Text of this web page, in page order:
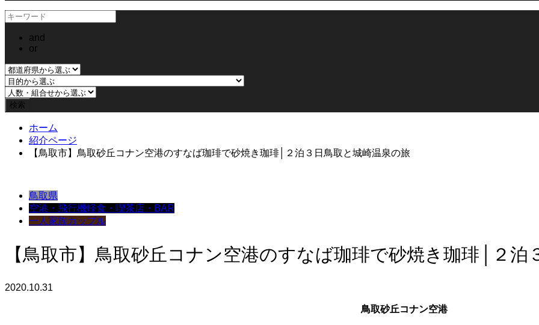
and
or
ホーム
紹介ページ
【鳥取市】鳥取砂丘コナン空港のすなば珈琲で砂焼き珈琲│２泊３日鳥取と城崎温泉の旅
鳥取県
空港・飛行機軽食・喫茶店・BAR
一人 家族カップル
【鳥取市】鳥取砂丘コナン空港のすなば珈琲で砂焼き珈琲│２泊
2020.10.31
鳥取砂丘コナン空港